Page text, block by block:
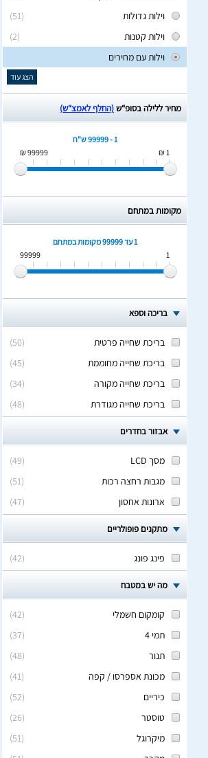
(51)
וילות גדולות
(2)
וילות קטנות
וילות עם מחירים
הצג עוד
מחיר ללילה בסופ“ש(החלף לאמצ“ש)
1 - 99999 ש"ח
1 ₪
99999 ₪
מקומות במתחם
1 עד 99999
מקומות במתחם
1
99999
בריכה וספא
(
50
)
בריכת שחייה פרטית
(
45
)
בריכת שחייה מחוממת
(
34
)
בריכת שחייה מקורה
(
48
) בריכת שחייה מגודרת
אבזור בחדרים
(
49
)
מסך LCD
(
51
)
מגבות רחצה רכות
(
47
) ארונות אחסון
מתקנים פופולריים
(
42
) פינג פונג
מה יש במטבח
(
42
)
קומקום חשמלי
(
37
)
תמי 4
(
48
)
תנור
(
41
)
מכונת אספרסו / קפה
(
52
)
כיריים
(
26
)
טוסטר
(
51
)
מיקרוגל